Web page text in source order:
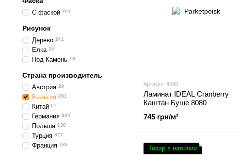
Артикул: 8080
Ламинат IDEAL Cranberry
Каштан Буше 8080
745 грн/м²
Товар в наличии
С фаской 291
Рисунок
Дерево 241
Елка 24
Под Камень 13
Страна производитель
Австрия 29
Бельгия 291
Китай 67
Германия 805
Польша 130
Турция 327
Франция 183